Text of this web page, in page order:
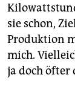
sie schon,
Produktion
mich.
ja doch öfter